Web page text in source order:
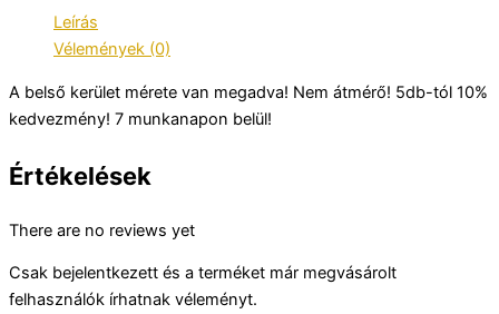
Leírás
Vélemények (0)
A belső kerület mérete van megadva! Nem átmérő! 5db-tól 10%
kedvezmény! 7 munkanapon belül!
Értékelések
There are no reviews yet
Csak bejelentkezett és a terméket már megvásárolt
felhasználók írhatnak véleményt.